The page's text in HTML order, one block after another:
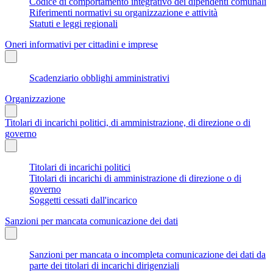
Riferimenti normativi su organizzazione e attività
Statuti e leggi regionali
Oneri informativi per cittadini e imprese
Scadenziario obblighi amministrativi
Organizzazione
Titolari di incarichi politici, di amministrazione, di direzione o di
governo
Titolari di incarichi politici
Titolari di incarichi di amministrazione di direzione o di
governo
Soggetti cessati dall'incarico
Sanzioni per mancata comunicazione dei dati
Sanzioni per mancata o incompleta comunicazione dei dati da
parte dei titolari di incarichi dirigenziali